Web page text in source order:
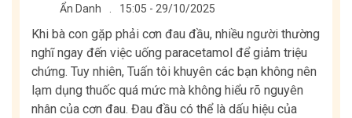
Ẩn Danh 15:05 - 29/10/2025
Khi bà con gặp phải cơn đau đầu, nhiều người thường
nghĩ ngay đến việc uống paracetamol để giảm triệu
chứng. Tuy nhiên, Tuấn tôi khuyên các bạn không nên
lạm dụng thuốc quá mức mà không hiểu rõ nguyên
nhân của cơn đau. Đau đầu có thể là dấu hiệu của